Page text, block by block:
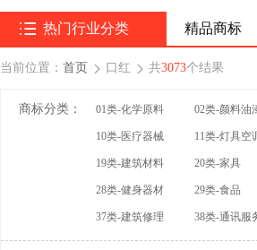
 热门行业分类 精品商标
当前位置： 首页  口红  共3073个结果
商标分类： 01类-化学原料 02类-颜料油
10类-医疗器械 11类-灯具空
19类-建筑材料 20类-家具
28类-健身器材 29类-食品
37类-建筑修理 38类-通讯服